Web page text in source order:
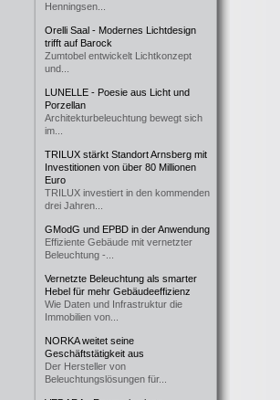
Henningsen...
Orelli Saal - Modernes Lichtdesign
trifft auf Barock
Zumtobel entwickelt Lichtkonzept
und...
LUNELLE - Poesie aus Licht und
Porzellan
Architekturbeleuchtung bewegt sich
im...
TRILUX stärkt Standort Arnsberg mit
Investitionen von über 80 Millionen
Euro
TRILUX investiert in den kommenden
drei Jahren...
GModG und EPBD in der Anwendung
Effiziente Gebäude mit vernetzter
Beleuchtung -...
Vernetzte Beleuchtung als smarter
Hebel für mehr Gebäudeeffizienz
Wie Daten und Infrastruktur die
Immobilien von...
NORKA weitet seine
Geschäftstätigkeit aus
Der Hersteller von
Beleuchtungslösungen für...